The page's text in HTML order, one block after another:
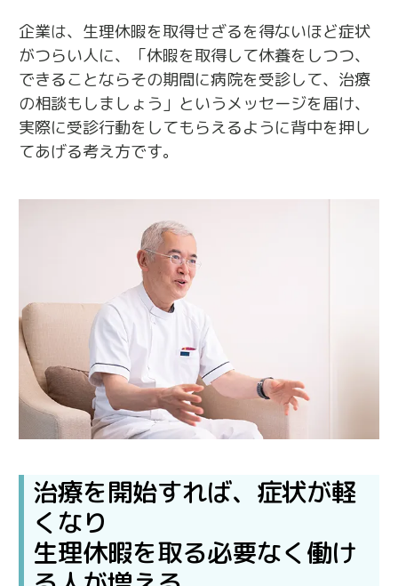
企業は、生理休暇を取得せざるを得ないほど症状
がつらい人に、「休暇を取得して休養をしつつ、
できることならその期間に病院を受診して、治療
の相談もしましょう」というメッセージを届け、
実際に受診行動をしてもらえるように背中を押し
てあげる考え方です。
治療を開始すれば、症状が軽
くなり
生理休暇を取る必要なく働け